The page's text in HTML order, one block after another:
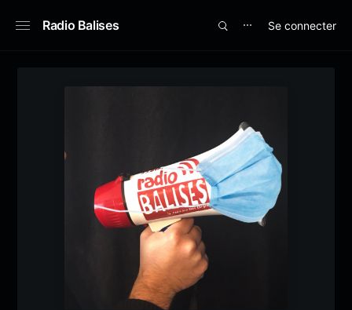
Radio Balises ⋯ Se connecter